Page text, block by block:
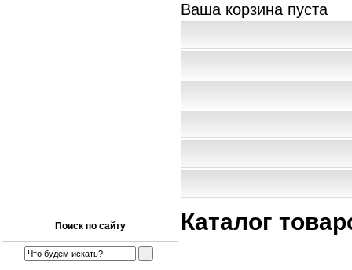
Поиск по сайту
Ваша корзина пуста
Каталог